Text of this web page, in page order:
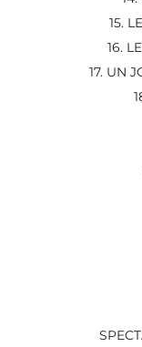
15.
16.
17. UN